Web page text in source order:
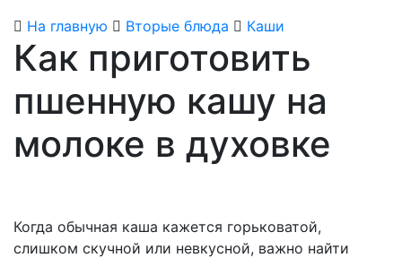
На главную
Вторые блюда Каши
Как приготовить
пшенную кашу на
молоке в духовке
Когда обычная каша кажется горьковатой,
слишком скучной или невкусной, важно найти